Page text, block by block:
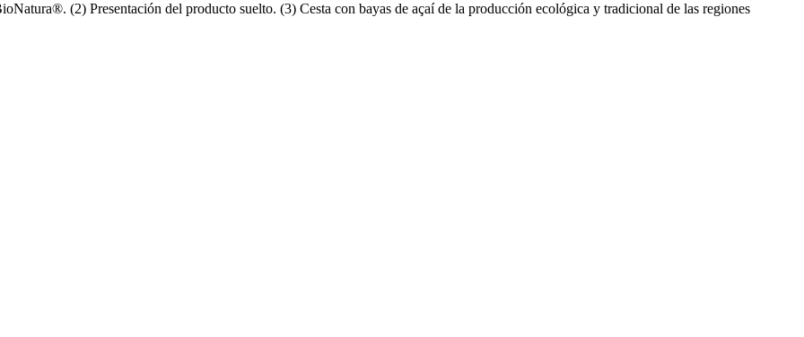
(2) Presentación del producto suelto. (3) Cesta con bayas de açaí de la producción ecológica y tradicional de las regiones